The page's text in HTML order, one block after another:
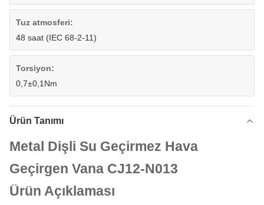
Tuz atmosferi:
48 saat (IEC 68-2-11)
Torsiyon:
0,7±0,1Nm
Ürün Tanımı
Metal Dişli Su Geçirmez Hava
Geçirgen Vana CJ12-N013
Ürün Açıklaması